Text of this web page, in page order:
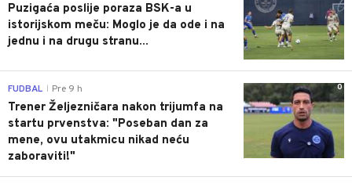
Puzigaća poslije poraza BSK-a u
istorijskom meču: Moglo je da ode i na
jednu i na drugu stranu...
0
FUDBAL Pre 9 h
Trener Željezničara nakon trijumfa na
startu prvenstva: "Poseban dan za
mene, ovu utakmicu nikad neću
zaboraviti!"